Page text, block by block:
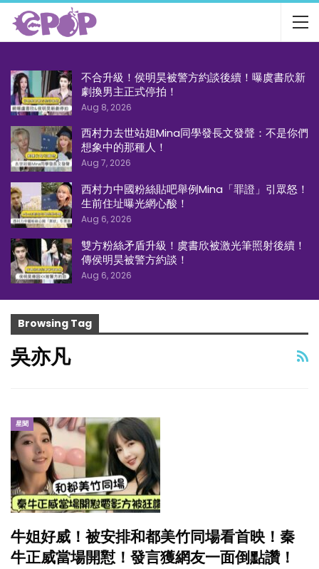
不合升級！侯明昊被警方約談後續！曝虞書欣新
劇換男主正式停拍！
Aug 8, 2026
西村力去世站姐Mina同學發長文發聲：不是你們
想象中的那種人！
Aug 7, 2026
西村力中國粉絲貼吧舉例Mina「罪證」引眾怒！
生前住址曝光網心酸！
Aug 6, 2026
雙方粉絲矛盾升級！虞書欣被激光筆照射後續！
傳侯明昊被警方約談！
Aug 6, 2026
Browsing Tag
吳亦凡
星聞
牛姐好威！被安排和都美竹同場看首映！秦
牛正威當場開懟！發言獲網友一面倒點讚！